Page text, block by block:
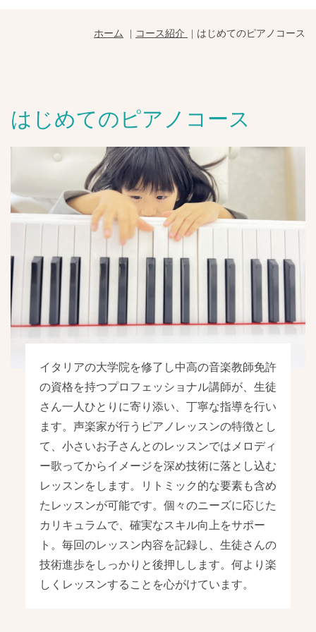
ホーム コース紹介 はじめてのピアノコース
はじめてのピアノコース
イタリアの大学院を修了し中高の音楽教師免許
の資格を持つプロフェッショナル講師が、生徒
さん一人ひとりに寄り添い、丁寧な指導を行い
ます。声楽家が行うピアノレッスンの特徴とし
て、小さいお子さんとのレッスンではメロディ
ー歌ってからイメージを深め技術に落とし込む
レッスンをします。リトミック的な要素も含め
たレッスンが可能です。個々のニーズに応じた
カリキュラムで、確実なスキル向上をサポー
ト。毎回のレッスン内容を記録し、生徒さんの
技術進歩をしっかりと後押しします。何より楽
しくレッスンすることを心がけています。